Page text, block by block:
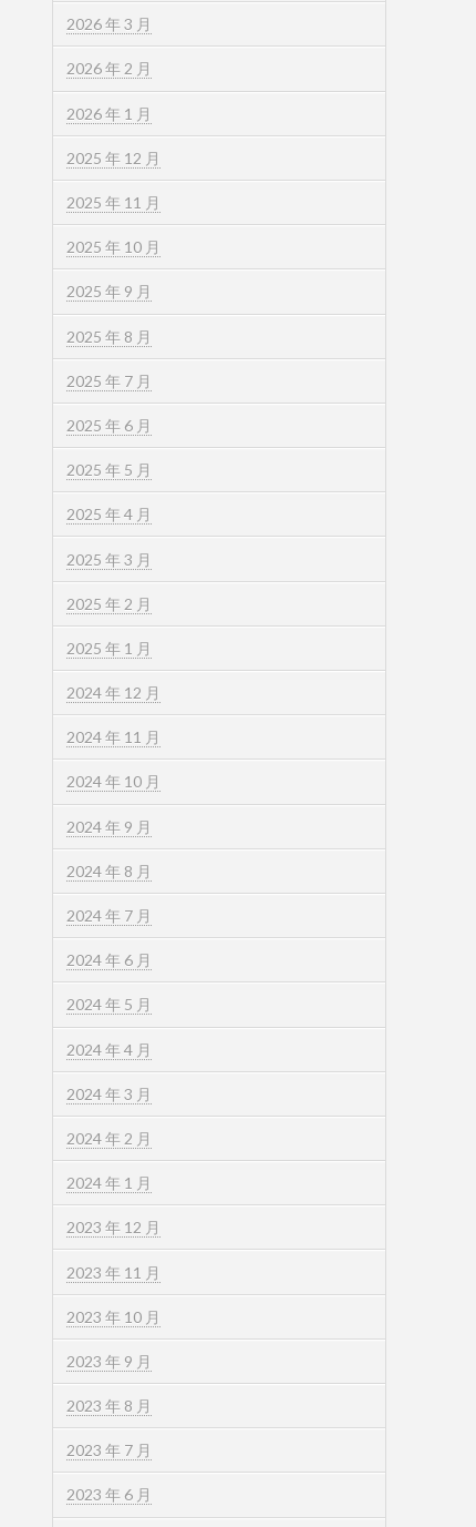
2026 年 3 月
2026 年 2 月
2026 年 1 月
2025 年 12 月
2025 年 11 月
2025 年 10 月
2025 年 9 月
2025 年 8 月
2025 年 7 月
2025 年 6 月
2025 年 5 月
2025 年 4 月
2025 年 3 月
2025 年 2 月
2025 年 1 月
2024 年 12 月
2024 年 11 月
2024 年 10 月
2024 年 9 月
2024 年 8 月
2024 年 7 月
2024 年 6 月
2024 年 5 月
2024 年 4 月
2024 年 3 月
2024 年 2 月
2024 年 1 月
2023 年 12 月
2023 年 11 月
2023 年 10 月
2023 年 9 月
2023 年 8 月
2023 年 7 月
2023 年 6 月